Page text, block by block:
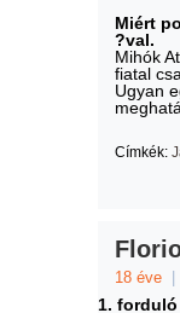
Miért
?val.
Mihók
fiatal
Ugyan
Címkék:
18 éve
1. forduló